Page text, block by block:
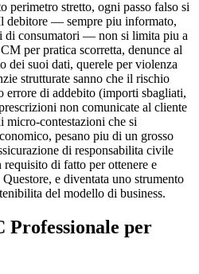
perimetro stretto, ogni passo falso si
debitore — sempre piu informato,
di consumatori — non si limita piu a
per pratica scorretta, denunce al
dei suoi dati, querele per violenza
strutturate sanno che il rischio
errore di addebito (importi sbagliati,
non comunicate al cliente
micro-contestazioni che si
pesano piu di un grosso
di responsabilita civile
requisito di fatto per ottenere e
e diventata uno strumento
del modello di business.
Professionale per